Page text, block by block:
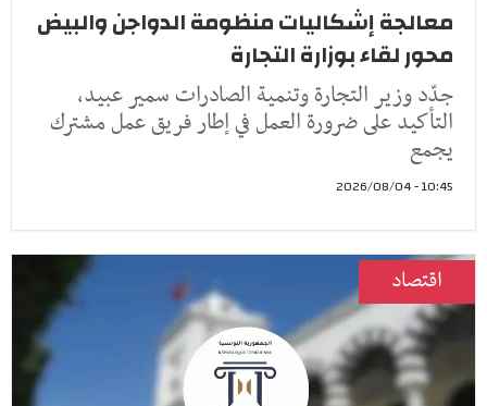
معالجة إشكاليات منظومة الدواجن والبيض
محور لقاء بوزارة التجارة
جدّد وزير التجارة وتنمية الصادرات سمير عبيد،
التأكيد على ضرورة العمل في إطار فريق عمل مشترك
يجمع
10:45 - 2026/08/04
اقتصاد